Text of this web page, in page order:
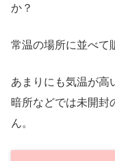
か？
常温の場所に並べて
あまりにも気温が高
暗所などでは未開封
ん。